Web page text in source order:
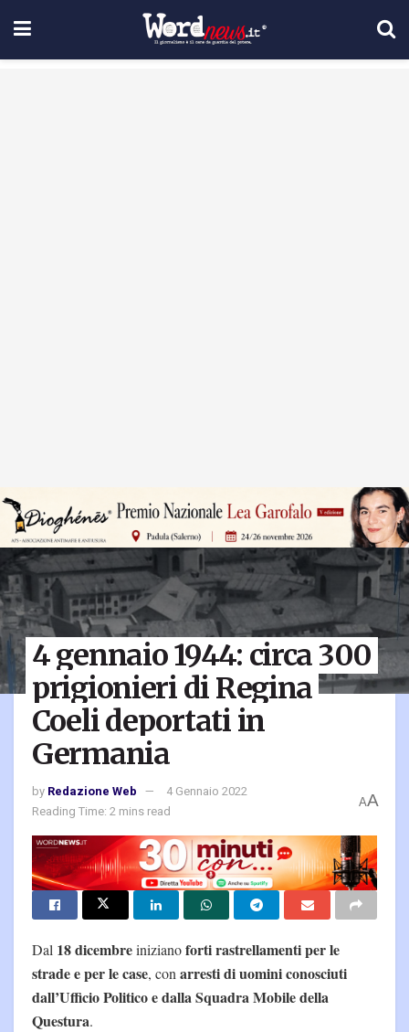
4 gennaio 1944: circa 300
prigionieri di Regina
Coeli deportati in
Germania
by Redazione Web
4 Gennaio 2022
Reading Time: 2 mins read
AA
Dal 18 dicembreinizianoforti rastrellamenti per le
strade e per le case, con arresti di uomini conosciuti
dall’Ufficio Politico e dalla Squadra Mobile della
Questura.